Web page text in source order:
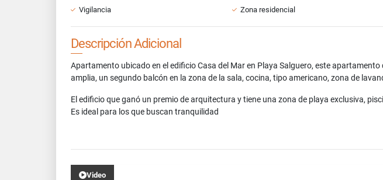
Vigilancia
Zona residencial
Descripción Adicional
Apartamento ubicado en el edificio Casa del Mar en Playa Salguero, este
amplia, un segundo balcón en la zona de la sala, cocina, tipo americano, zona de
El edificio que ganó un premio de arquitectura y tiene una zona de playa exclusiva,
Es ideal para los que buscan tranquilidad
Video